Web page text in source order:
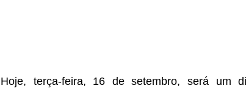
Hoje, terça-feira, 16 de setembro, será um